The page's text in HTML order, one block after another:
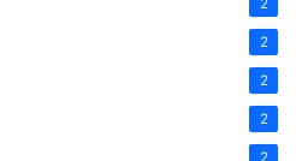
2
2
2
2
2